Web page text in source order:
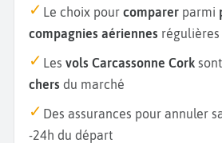
Le choix pour comparer parmi
compagnies aériennes régulières
Les vols Carcassonne Cork
chers du marché
Des assurances pour annuler
-24h du départ